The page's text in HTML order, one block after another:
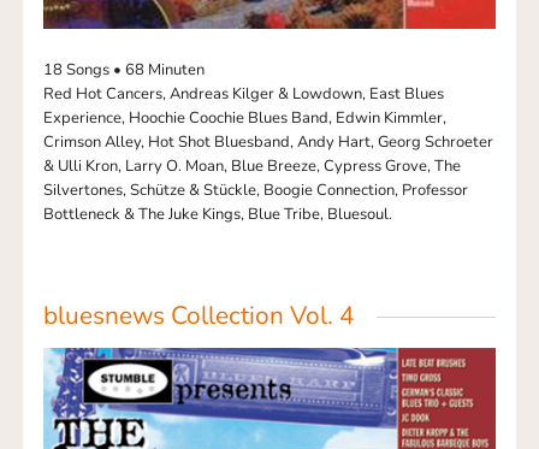
18 Songs • 68 Minuten
Red Hot Cancers, Andreas Kilger & Lowdown, East Blues
Experience, Hoochie Coochie Blues Band, Edwin Kimmler,
Crimson Alley, Hot Shot Bluesband, Andy Hart, Georg Schroeter
& Ulli Kron, Larry O. Moan, Blue Breeze, Cypress Grove, The
Silvertones, Schütze & Stückle, Boogie Connection, Professor
Bottleneck & The Juke Kings, Blue Tribe, Bluesoul.
bluesnews Collection Vol. 4